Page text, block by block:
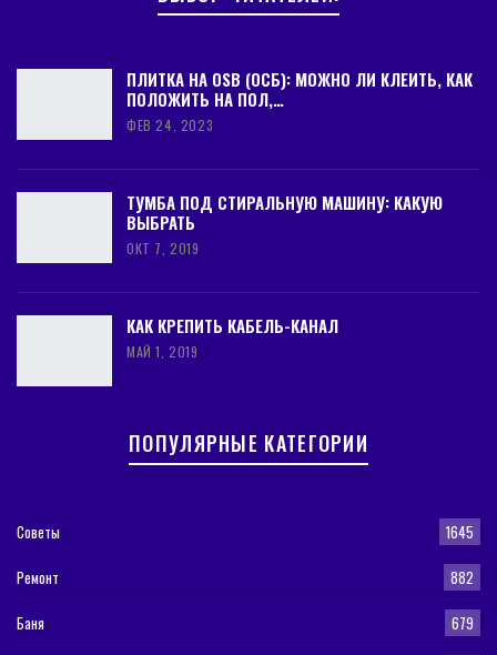
ПЛИТКА НА OSB (ОСБ): МОЖНО ЛИ КЛЕИТЬ, КАК
ПОЛОЖИТЬ НА ПОЛ,…
ФЕВ 24, 2023
ТУМБА ПОД СТИРАЛЬНУЮ МАШИНУ: КАКУЮ
ВЫБРАТЬ
ОКТ 7, 2019
КАК КРЕПИТЬ КАБЕЛЬ-КАНАЛ
МАЙ 1, 2019
ПОПУЛЯРНЫЕ КАТЕГОРИИ
Советы 1645
Ремонт 882
Баня 679